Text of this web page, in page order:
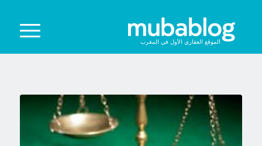
الموقع العقاري الأول في المغرب